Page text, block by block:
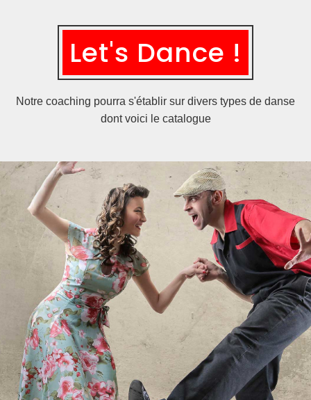
Let's Dance !
Notre coaching pourra s'établir sur divers types de danse
dont voici le catalogue